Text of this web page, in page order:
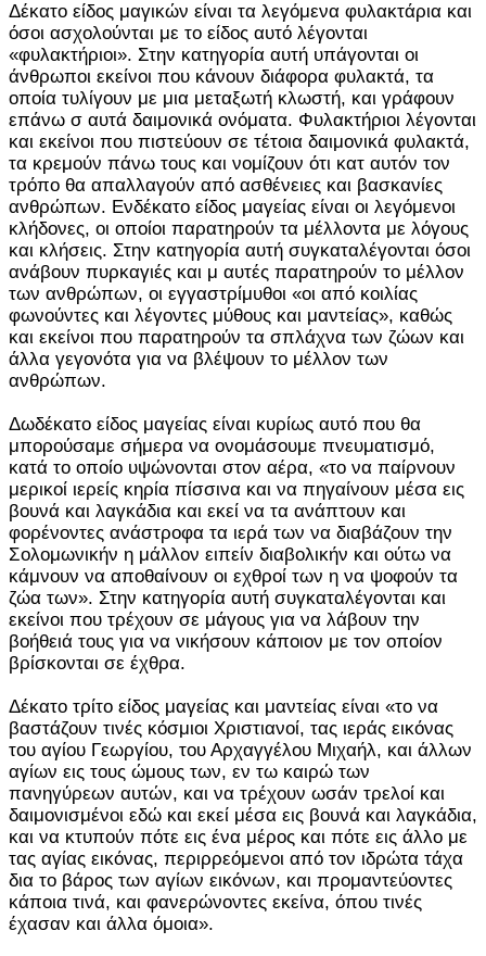
Δέκατο είδος μαγικών είναι τα λεγόμενα φυλακτάρια και
όσοι ασχολούνται με το είδος αυτό λέγονται
«φυλακτήριοι». Στην κατηγορία αυτή υπάγονται οι
άνθρωποι εκείνοι που κάνουν διάφορα φυλακτά, τα
οποία τυλίγουν με μια μεταξωτή κλωστή, και γράφουν
επάνω σ αυτά δαιμονικά ονόματα. Φυλακτήριοι λέγονται
και εκείνοι που πιστεύουν σε τέτοια δαιμονικά φυλακτά,
τα κρεμούν πάνω τους και νομίζουν ότι κατ αυτόν τον
τρόπο θα απαλλαγούν από ασθένειες και βασκανίες
ανθρώπων. Ενδέκατο είδος μαγείας είναι οι λεγόμενοι
κλήδονες, οι οποίοι παρατηρούν τα μέλλοντα με λόγους
και κλήσεις. Στην κατηγορία αυτή συγκαταλέγονται όσοι
ανάβουν πυρκαγιές και μ αυτές παρατηρούν το μέλλον
των ανθρώπων, οι εγγαστρίμυθοι «οι από κοιλίας
φωνούντες και λέγοντες μύθους και μαντείας», καθώς
και εκείνοι που παρατηρούν τα σπλάχνα των ζώων και
άλλα γεγονότα για να βλέψουν το μέλλον των
ανθρώπων.
Δωδέκατο είδος μαγείας είναι κυρίως αυτό που θα
μπορούσαμε σήμερα να ονομάσουμε πνευματισμό,
κατά το οποίο υψώνονται στον αέρα, «το να παίρνουν
μερικοί ιερείς κηρία πίσσινα και να πηγαίνουν μέσα εις
βουνά και λαγκάδια και εκεί να τα ανάπτουν και
φορένοντες ανάστροφα τα ιερά των να διαβάζουν την
Σολομωνικήν η μάλλον ειπείν διαβολικήν και ούτω να
κάμνουν να αποθαίνουν οι εχθροί των η να ψοφούν τα
ζώα των». Στην κατηγορία αυτή συγκαταλέγονται και
εκείνοι που τρέχουν σε μάγους για να λάβουν την
βοήθειά τους για να νικήσουν κάποιον με τον οποίον
βρίσκονται σε έχθρα.
Δέκατο τρίτο είδος μαγείας και μαντείας είναι «το να
βαστάζουν τινές κόσμιοι Χριστιανοί, τας ιεράς εικόνας
του αγίου Γεωργίου, του Αρχαγγέλου Μιχαήλ, και άλλων
αγίων εις τους ώμους των, εν τω καιρώ των
πανηγύρεων αυτών, και να τρέχουν ωσάν τρελοί και
δαιμονισμένοι εδώ και εκεί μέσα εις βουνά και λαγκάδια,
και να κτυπούν πότε εις ένα μέρος και πότε εις άλλο με
τας αγίας εικόνας, περιρρεόμενοι από τον ιδρώτα τάχα
δια το βάρος των αγίων εικόνων, και προμαντεύοντες
κάποια τινά, και φανερώνοντες εκείνα, όπου τινές
έχασαν και άλλα όμοια».